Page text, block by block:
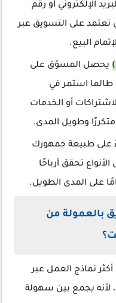
الإلكتروني أو رقم
تعتمد على التسويق عبر
البيع.
يحصل المسوّق على
استمر في
أو الخدمات
متكررًا وطويل المدى.
على طبيعة جمهورك
تحقق أرباحًا
على المدى الطويل.
بالعمولة من
نماذج العمل عبر
لأنه يجمع بين سهولة